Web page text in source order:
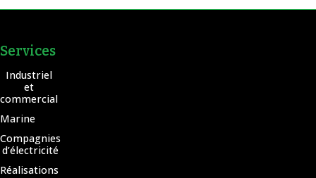
Services
Industriel
et
commercial
Marine
Compagnies
d’électricité
Réalisations